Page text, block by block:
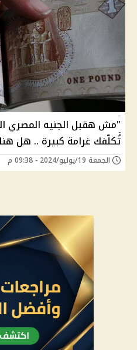
"مش هقبل الجنيه المصري
تُكلّفك غرامة كبيرة .. هل
الجمعة 19/يوليو/2024 - 09:38 م